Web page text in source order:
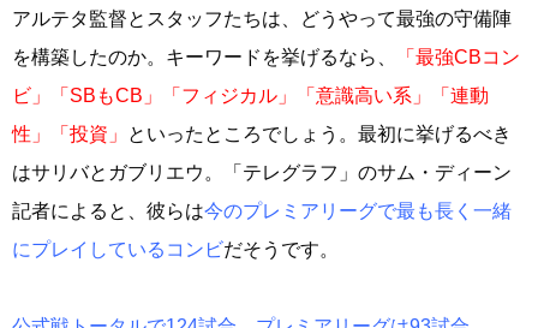
アルテタ監督とスタッフたちは、どうやって最強の守備陣
を構築したのか。キーワードを挙げるなら、
「最強CBコン
ビ」「SBもCB」「フィジカル」「意識高い系」「連動
性」「投資」
といったところでしょう。最初に挙げるべき
はサリバとガブリエウ。「テレグラフ」のサム・ディーン
記者によると、彼らは今のプレミアリーグで最も長く一緒
にプレイしているコンビだそうです。